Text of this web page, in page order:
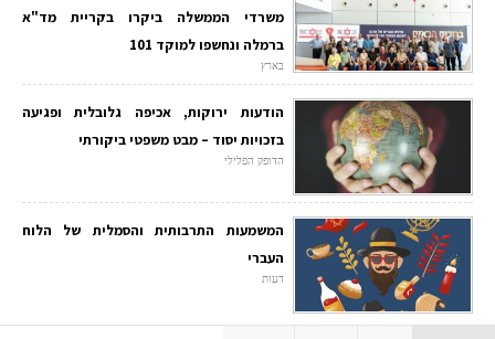
משרדי הממשלה ביקרו בקריית מד"א
ברמלה ונחשפו למוקד 101
בארץ
הודעות ירוקות, אכיפה גלובלית ופגיעה
בזכויות יסוד – מבט משפטי ביקורתי
הדופק הפלילי
המשמעות התרבותית והסמלית של הלוח
העברי
דעות